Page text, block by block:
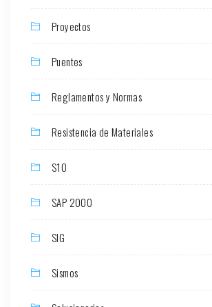
Proyectos
Puentes
Reglamentos y Normas
Resistencia de Materiales
S10
SAP 2000
SIG
Sismos